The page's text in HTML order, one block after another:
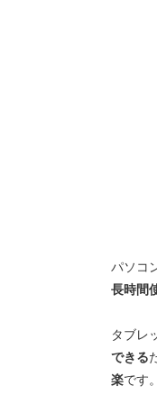
パソコ
長時間
タブレ
できる
楽です。